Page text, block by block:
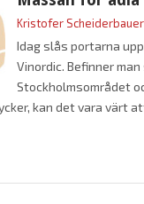
Kristofer Scheiderbauer
Idag slås portarna
Vinordic. Befinner man
Stockholmsområdet
kan det vara värt